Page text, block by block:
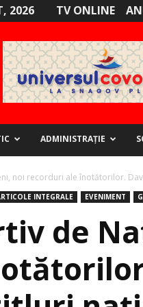
2026 TV ONLINE
ADMINISTRAȚIE
noi recorduri ale înotătorilor.
INTEGRALE EVENIMENT
de